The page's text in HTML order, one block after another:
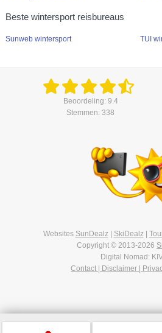
Beste wintersport reisbureaus
Sunweb wintersport TUI
Beoordeling: 9.4
Stemmen: 338
Websites SunDealz| SkiDealz|
Copyright © 2013-2026
Digital Nomad:
Contact | Disclaimer |